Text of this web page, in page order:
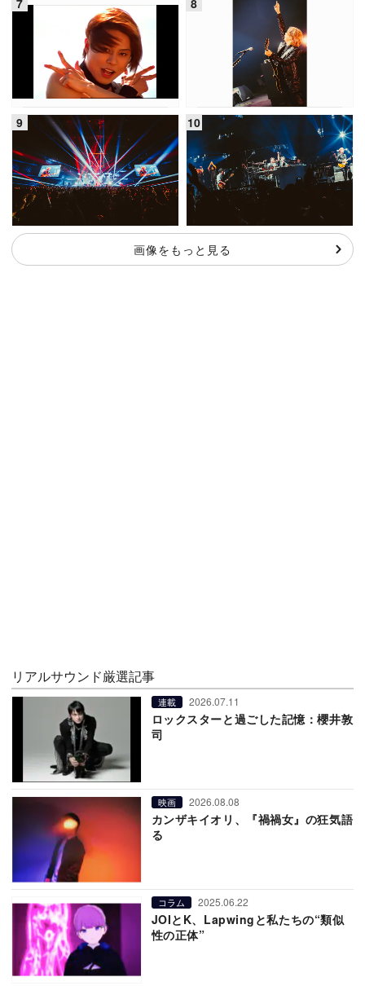
画像をもっと見る
リアルサウンド厳選記事
連載 2026.07.11
ロックスターと過ごした記憶：櫻井敦
司
映画 2026.08.08
カンザキイオリ、『禍禍女』の狂気語
る
コラム 2025.06.22
JOIとK、Lapwingと私たちの“類似
性の正体”